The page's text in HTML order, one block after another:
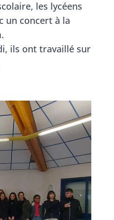
les lycéens
un concert à la
ils ont travaillé sur